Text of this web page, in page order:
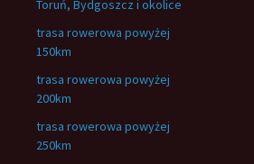
Toruń, Bydgoszcz i okolice
trasa rowerowa powyżej
150km
trasa rowerowa powyżej
200km
trasa rowerowa powyżej
250km